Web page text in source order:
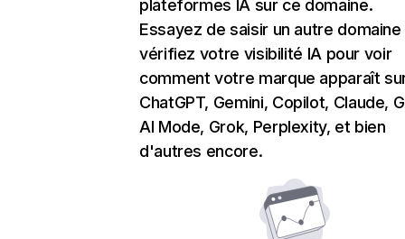
plateformes IA sur ce domaine.
Essayez de saisir un autre domaine
vérifiez votre visibilité IA pour voir
comment votre marque apparaît
ChatGPT, Gemini, Copilot, Claude,
AI Mode, Grok, Perplexity, et bien
d'autres encore.